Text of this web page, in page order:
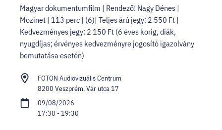
Magyar dokumentumfilm | Rendező: Nagy Dénes |
Mozinet | 113 perc | (6)| Teljes árú jegy: 2 550 Ft |
Kedvezményes jegy: 2 150 Ft (6 éves korig, diák,
nyugdíjas; érvényes kedvezményre jogosító igazolvány
bemutatása esetén)
FOTON Audiovizuális Centrum
8200 Veszprém, Vár utca 17
09/08/2026
17:30 - 19:30